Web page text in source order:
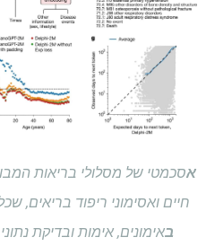
א
חיים ואסימוני ריפוד בריאים,
באימונים, אימות ובדיקת